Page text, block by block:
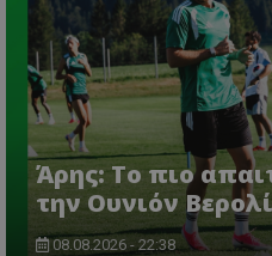
Άρης: Το πιο
την Ουνιόν
08.08.2026 - 22:38